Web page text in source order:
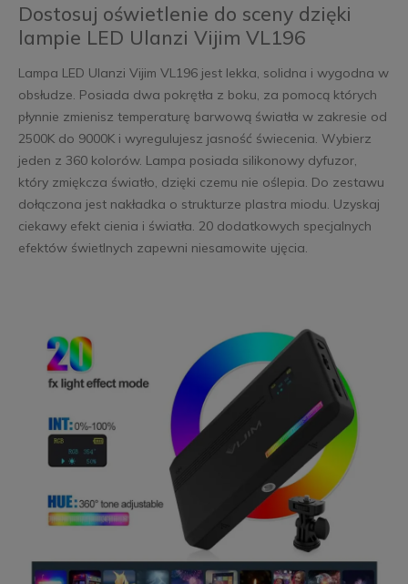
Dostosuj oświetlenie do sceny dzięki
lampie LED Ulanzi Vijim VL196
Lampa LED Ulanzi Vijim VL196 jest lekka, solidna i wygodna w
obsłudze. Posiada dwa pokrętła z boku, za pomocą których
płynnie zmienisz temperaturę barwową światła w zakresie od
2500K do 9000K i wyregulujesz jasność świecenia. Wybierz
jeden z 360 kolorów. Lampa posiada silikonowy dyfuzor,
który zmiękcza światło, dzięki czemu nie oślepia. Do zestawu
dołączona jest nakładka o strukturze plastra miodu. Uzyskaj
ciekawy efekt cienia i światła. 20 dodatkowych specjalnych
efektów świetlnych zapewni niesamowite ujęcia.